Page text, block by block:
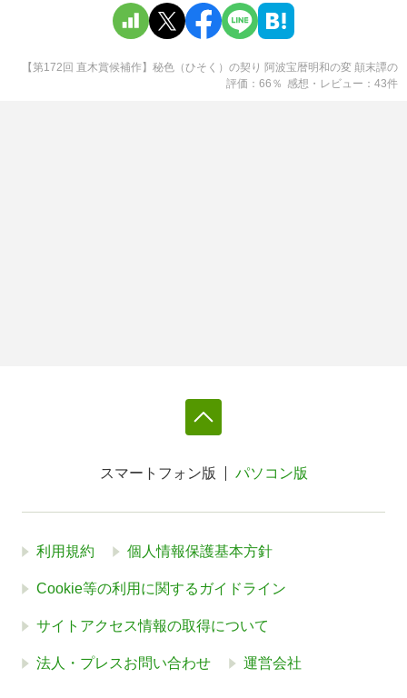
【第172回 直木賞候補作】秘色（ひそく）の契り 阿波宝暦明和の変 顛末譚の
評価
66 ％ 感想・レビュー 43件
スマートフォン版 パソコン版
利用規約 個人情報保護基本方針
Cookie等の利用に関するガイドライン
サイトアクセス情報の取得について
法人・プレスお問い合わせ 運営会社